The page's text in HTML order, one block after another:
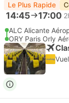
Le Plus Rapide
14:45 17:00
ALC Alicante
ORY Paris Orly